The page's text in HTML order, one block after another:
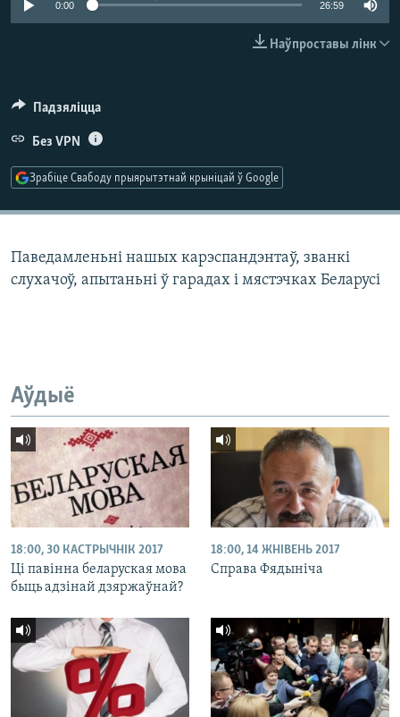
КУЛЬТУРА
МОВА0:00 26:59
Наўпроставы лінк
Падзяліцца
Без VPN
Зрабіце Свабоду прыярытэтнай крыніцай ў Google
Паведамленьні нашых карэспандэнтаў, званкі
слухачоў, апытаньні ў гарадах і мястэчках Беларусі
Аўдыё
18:00, 30 КАСТРЫЧНІК 2017
Ці павінна беларуская мова
быць адзінай дзяржаўнай?
18:00, 14 ЖНІВЕНЬ 2017
Справа Фядыніча